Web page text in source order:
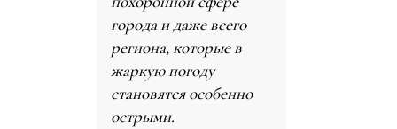
города и даже всего
региона, которые в
жаркую погоду
становятся особенно
острыми.